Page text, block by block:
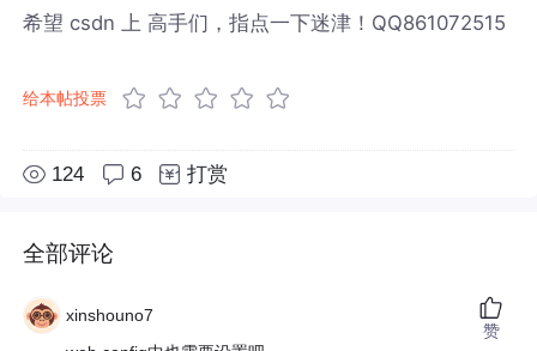
希望 csdn 上 高手们，指点一下迷津！QQ861072515
给本帖投票
124 6 打赏
全部评论
xinshouno7
赞